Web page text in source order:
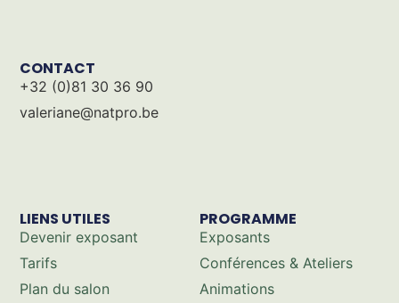
PROGRAMME
Exposants
Conférences & Ateliers
Animations
LIENS UTILES
Devenir exposant
Tarifs
Plan du salon
CONTACT
+32 (0)81 30 36 90
valeriane@natpro.be